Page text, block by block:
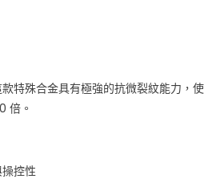
特殊合金具有極強的抗微裂紋能力，使
倍。
控性